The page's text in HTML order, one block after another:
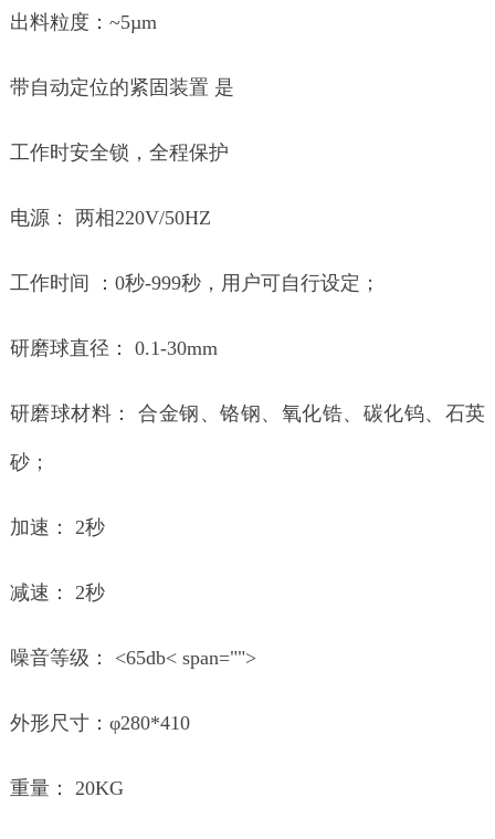
出料粒度：~5µm
带自动定位的紧固装置 是
工作时安全锁，全程保护
电源： 两相220V/50HZ
工作时间 ：0秒-999秒，用户可自行设定；
研磨球直径： 0.1-30mm
研磨球材料： 合金钢、铬钢、氧化锆、碳化钨、石英
砂；
加速： 2秒
减速： 2秒
噪音等级： <65db< span="">
外形尺寸：φ280*410
重量： 20KG